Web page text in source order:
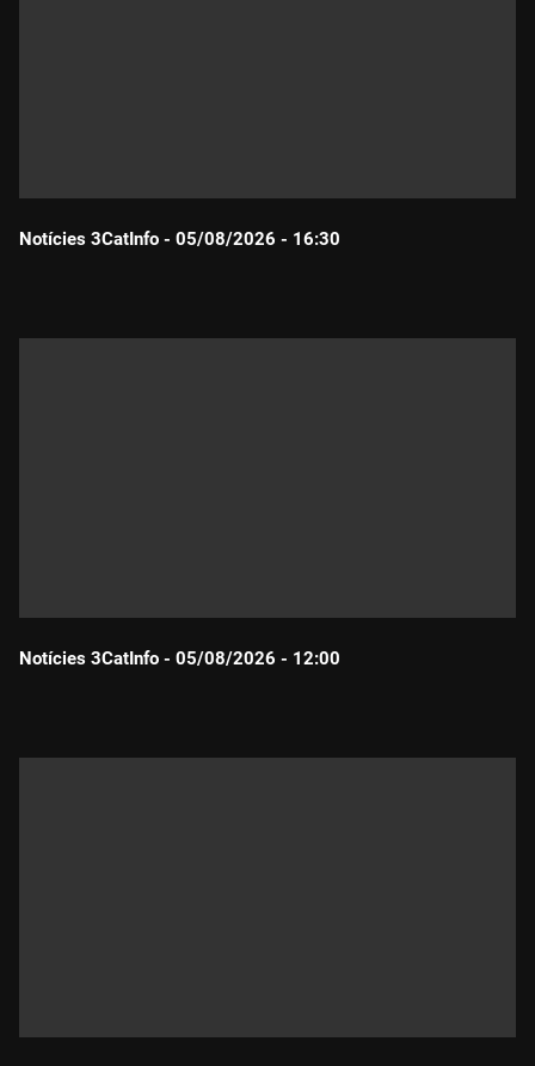
Notícies 3CatInfo - 05/08/2026 - 16:30
Notícies 3CatInfo - 05/08/2026 - 12:00